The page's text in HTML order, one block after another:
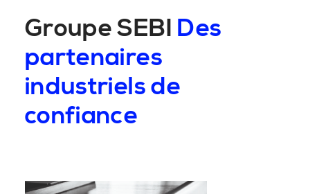
Groupe SEBI Des
partenaires
industriels de
confiance